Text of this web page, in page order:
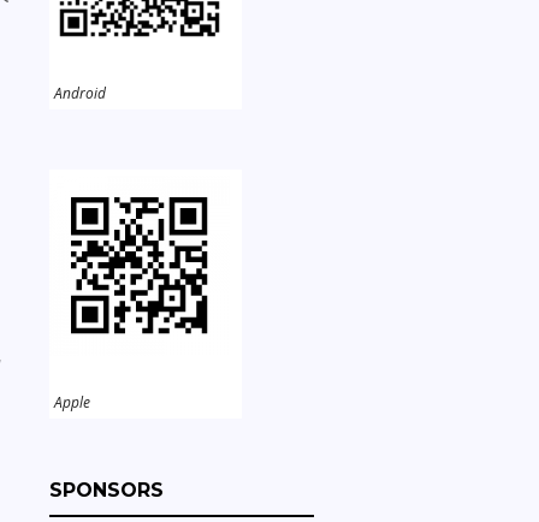
Android
Apple
SPONSORS